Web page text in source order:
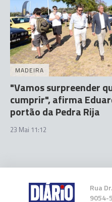
MADEIRA
"Vamos surpreender
cumprir", afirma
portão da Pedra Rija
23 Mai 11:12
Rua
9054-